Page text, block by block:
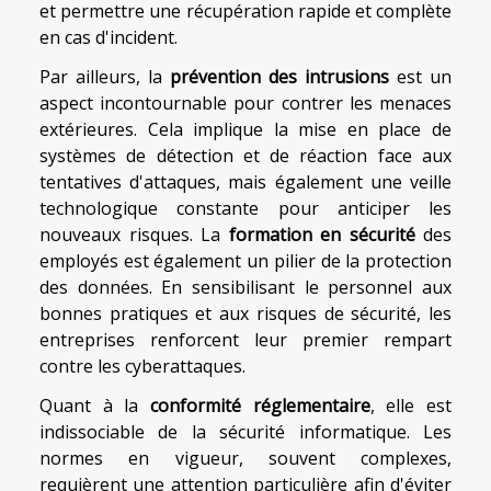
et permettre une récupération rapide et complète
en cas d'incident.
Par ailleurs, la prévention des intrusions est un
aspect incontournable pour contrer les menaces
extérieures. Cela implique la mise en place de
systèmes de détection et de réaction face aux
tentatives d'attaques, mais également une veille
technologique constante pour anticiper les
nouveaux risques. La formation en sécuritédes
employés est également un pilier de la protection
des données. En sensibilisant le personnel aux
bonnes pratiques et aux risques de sécurité, les
entreprises renforcent leur premier rempart
contre les cyberattaques.
Quant à la conformité réglementaire, elle est
indissociable de la sécurité informatique. Les
normes en vigueur, souvent complexes,
requièrent une attention particulière afin d'éviter